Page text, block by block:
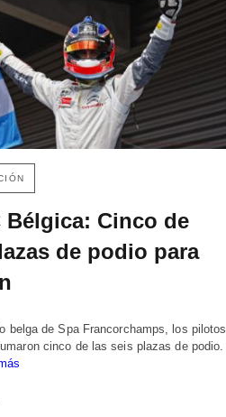
Bélgica: Cinco de
de podio para
belga de Spa Francorchamps, los pilotos
cinco de las seis plazas de podio.